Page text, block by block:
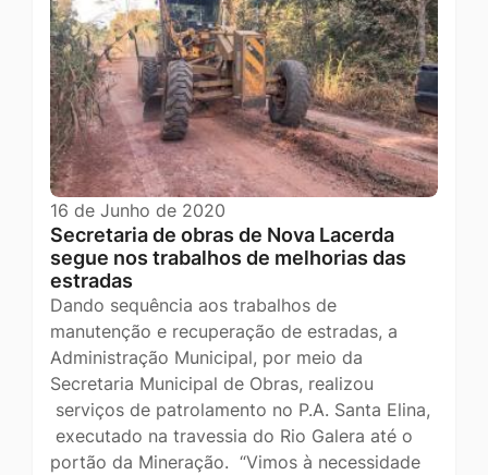
16 de Junho de 2020
Secretaria de obras de Nova Lacerda
segue nos trabalhos de melhorias das
estradas
Dando sequência aos trabalhos de
manutenção e recuperação de estradas, a
Administração Municipal, por meio da
Secretaria Municipal de Obras, realizou
serviços de patrolamento no P.A. Santa Elina,
executado na travessia do Rio Galera até o
portão da Mineração. “Vimos à necessidade